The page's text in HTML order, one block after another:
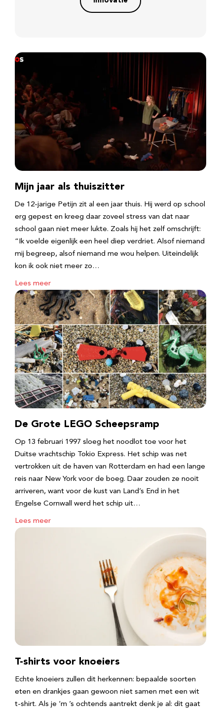
Mijn jaar als thuiszitter
De 12-jarige Petijn zit al een jaar thuis. Hij werd op school
erg gepest en kreeg daar zoveel stress van dat naar
school gaan niet meer lukte. Zoals hij het zelf omschrijft:
“Ik voelde eigenlijk een heel diep verdriet. Alsof niemand
mij begreep, alsof niemand me wou helpen. Uiteindelijk
kon ik ook niet meer zo…
Lees meer
De Grote LEGO Scheepsramp
Op 13 februari 1997 sloeg het noodlot toe voor het
Duitse vrachtschip Tokio Express. Het schip was net
vertrokken uit de haven van Rotterdam en had een lange
reis naar New York voor de boeg. Daar zouden ze nooit
arriveren, want voor de kust van Land’s End in het
Engelse Cornwall werd het schip uit…
Lees meer
T-shirts voor knoeiers
Echte knoeiers zullen dit herkennen: bepaalde soorten
eten en drankjes gaan gewoon niet samen met een wit
t-shirt. Als je ‘m ’s ochtends aantrekt denk je al: dit gaat